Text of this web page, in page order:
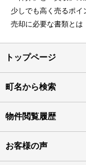
少しでも高く売るポイ
売却に必要な書類とは
トップページ
町名から検索
物件閲覧履歴
お客様の声